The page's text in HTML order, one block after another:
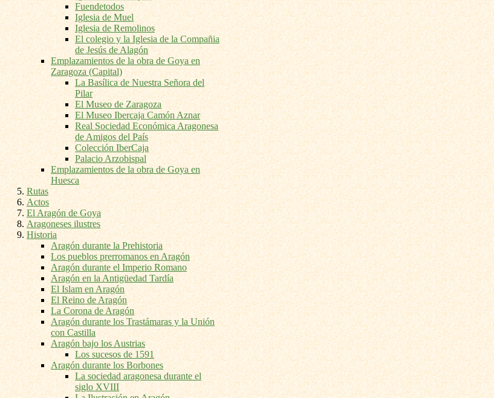
Fuendetodos
Iglesia de Muel
Iglesia de Remolinos
El colegio y la Iglesia de la Compañia
de Jesús de Alagón
Emplazamientos de la obra de Goya en
Zaragoza (Capital)
La Basílica de Nuestra Señora del
Pilar
El Museo de Zaragoza
El Museo Ibercaja Camón Aznar
Real Sociedad Económica Aragonesa
de Amigos del País
Colección IberCaja
Palacio Arzobispal
Emplazamientos de la obra de Goya en
Huesca
Rutas
Actos
El Aragón de Goya
Aragoneses ilustres
Historia
Aragón durante la Prehistoria
Los pueblos prerromanos en Aragón
Aragón durante el Imperio Romano
Aragón en la Antigüedad Tardía
El Islam en Aragón
El Reino de Aragón
La Corona de Aragón
Aragón durante los Trastámaras y la Unión
con Castilla
Aragón bajo los Austrias
Los sucesos de 1591
Aragón durante los Borbones
La sociedad aragonesa durante el
siglo XVIII